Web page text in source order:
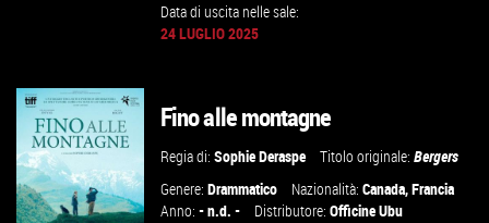
VAI ALLA SCHEDA
Data di uscita nelle sale:
24 LUGLIO 2025
Fino alle montagne
Regia di:Sophie Deraspe Titolo originale:Bergers
Genere:Drammatico Nazionalità:Canada,Francia
Anno:- n.d. - Distributore:Officine Ubu